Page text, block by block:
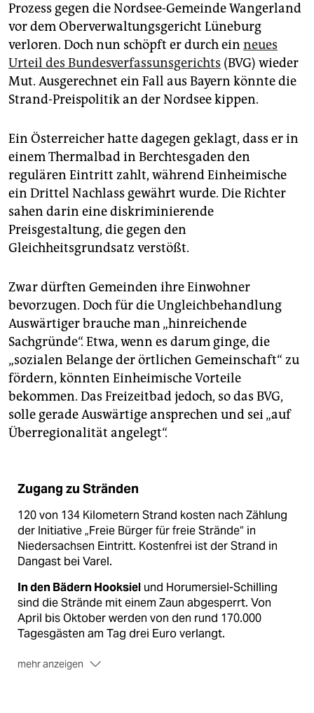
Prozess gegen die Nordsee-Gemeinde Wangerland
vor dem Oberverwaltungsgericht Lüneburg
verloren. Doch nun schöpft er durch ein neues
Urteil des Bundesverfassunsgerichts (BVG) wieder
Mut. Ausgerechnet ein Fall aus Bayern könnte die
Strand-Preispolitik an der Nordsee kippen.
Ein Österreicher hatte dagegen geklagt, dass er in
einem Thermalbad in Berchtesgaden den
regulären Eintritt zahlt, während Einheimische
ein Drittel Nachlass gewährt wurde. Die Richter
sahen darin eine diskriminierende
Preisgestaltung, die gegen den
Gleichheitsgrundsatz verstößt.
Zwar dürften Gemeinden ihre Einwohner
bevorzugen. Doch für die Ungleichbehandlung
Auswärtiger brauche man „hinreichende
Sachgründe“. Etwa, wenn es darum ginge, die
„sozialen Belange der örtlichen Gemeinschaft“ zu
fördern, könnten Einheimische Vorteile
bekommen. Das Freizeitbad jedoch, so das BVG,
solle gerade Auswärtige ansprechen und sei „auf
Überregionalität angelegt“.
Zugang zu Stränden
120 von 134 Kilometern Strand kosten nach Zählung
der Initiative „Freie Bürger für freie Strände“ in
Niedersachsen Eintritt. Kostenfrei ist der Strand in
Dangast bei Varel.
In den Bädern Hooksiel und Horumersiel-Schilling
sind die Strände mit einem Zaun abgesperrt. Von
April bis Oktober werden von den rund 170.000
Tagesgästen am Tag drei Euro verlangt.
mehr anzeigen